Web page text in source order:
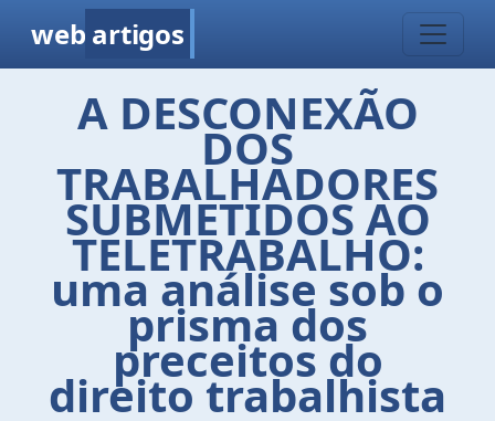
web artigos
A DESCONEXÃO
DOS
TRABALHADORES
SUBMETIDOS AO
TELETRABALHO:
uma análise sob o
prisma dos
preceitos do
direito trabalhista